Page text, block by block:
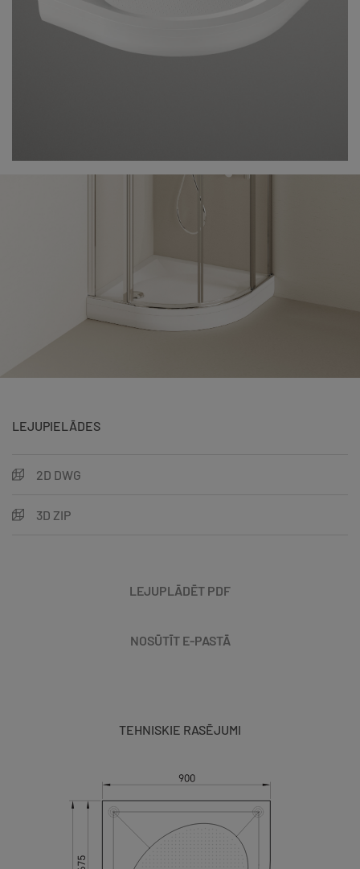
LEJUPIELĀDES
2D DWG
3D ZIP
LEJUPLĀDĒT PDF
NOSŪTĪT E-PASTĀ
TEHNISKIE RASĒJUMI